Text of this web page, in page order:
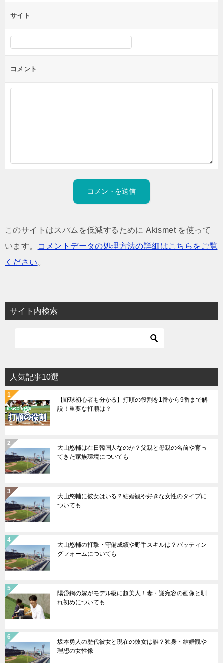
サイト
コメント
このサイトはスパムを低減するために Akismet を使って
います。
コメントデータの処理方法の詳細はこちらをご覧
ください 。
サイト内検索
人気記事10選
【野球初心者も分かる】打順の役割を1番から9番まで解
説！重要な打順は？
大山悠輔は在日韓国人なのか？父親と母親の名前や育っ
てきた家族環境についても
大山悠輔に彼女はいる？結婚観や好きな女性のタイプに
ついても
大山悠輔の打撃・守備成績や野手スキルは？バッティン
グフォームについても
陽岱鋼の嫁がモデル級に超美人！妻・謝宛容の画像と馴
れ初めについても
坂本勇人の歴代彼女と現在の彼女は誰？独身・結婚観や
理想の女性像